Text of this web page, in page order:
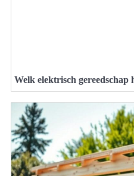
Welk elektrisch